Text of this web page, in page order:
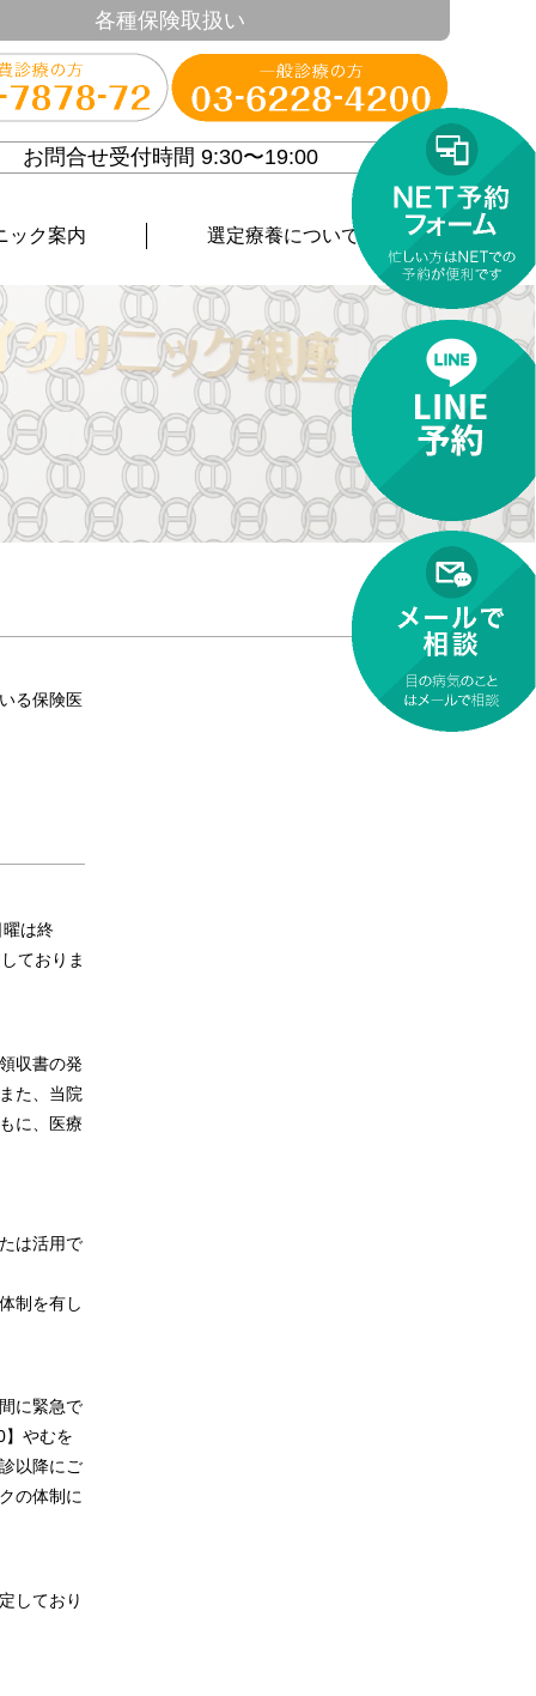
各種保険取扱い
お問合せ受付時間 9:30〜19:00
ック案内 選定療養について
る保険医
は終
ておりま
収書の発
た、当院
に、医療
は活用で
制を有し
に緊急で
】やむを
以降にご
の体制に
しており